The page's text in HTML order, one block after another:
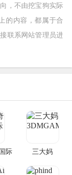
，不由挖宝狗实际
的内容，都属于合
联系网站管理员进
际
三大妈